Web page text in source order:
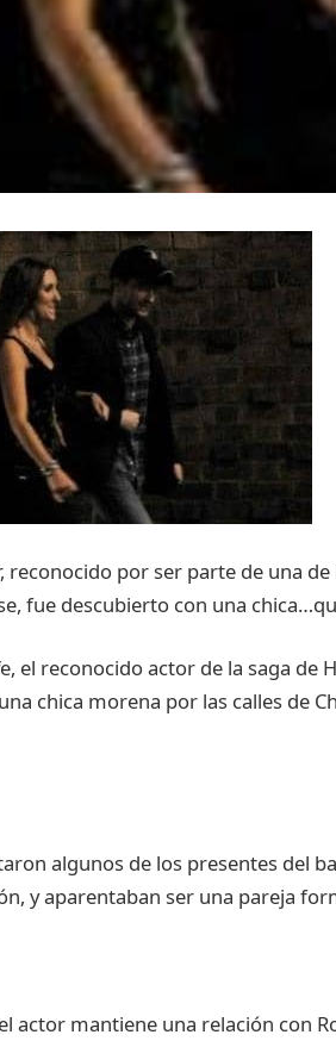
reconocido por ser parte de una
fue descubierto con una
el reconocido actor de la saga de
chica morena por las calles de
algunos de los presentes del
y aparentaban ser una pareja
actor mantiene una relación con